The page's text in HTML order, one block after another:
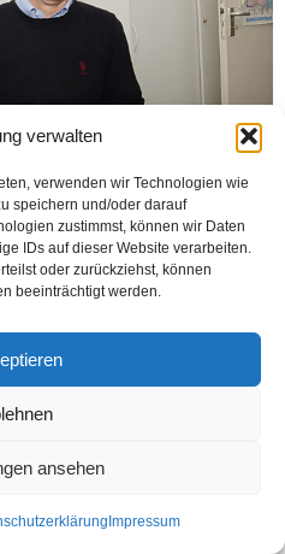
verwalten
verwenden wir Technologien wie
speichern und/oder darauf
zustimmst, können wir Daten
IDs auf dieser Website verarbeiten.
oder zurückziehst, können
beeinträchtigt werden.
ansehen
Impressum
Halk Dernekleri Federasyonu,
Birol Keskin, HDF’nin 40. yılını
kurulan HDF, Almanya genelinde...